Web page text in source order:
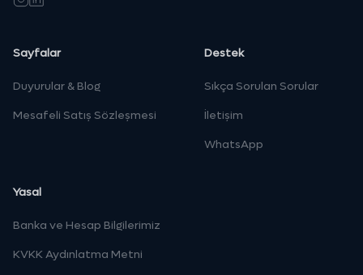
Sayfalar
Duyurular & Blog
Mesafeli Satış Sözleşmesi
Destek
Sıkça Sorulan Sorular
İletişim
WhatsApp
Yasal
Banka ve Hesap Bilgilerimiz
KVKK Aydınlatma Metni